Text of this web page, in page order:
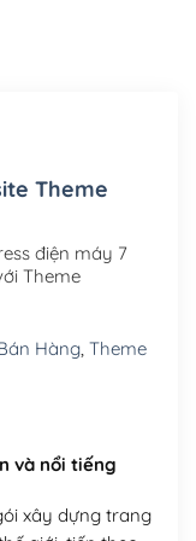
năm)
Theme
điện máy 7
Theme
Hàng, Theme
và nổi tiếng
xây dựng trang